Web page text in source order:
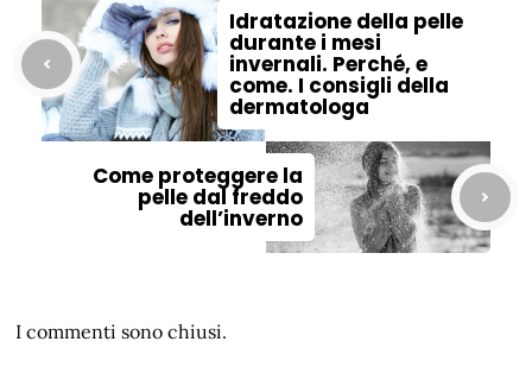
Idratazione della pelle
durante i mesi
invernali. Perché, e
come. I consigli della
dermatologa
Come proteggere la
pelle dal freddo
dell’inverno
I commenti sono chiusi.